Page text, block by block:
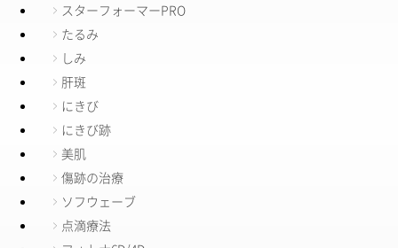
スターフォーマーPRO
たるみ
しみ
肝斑
にきび
にきび跡
美肌
傷跡の治療
ソフウェーブ
点滴療法